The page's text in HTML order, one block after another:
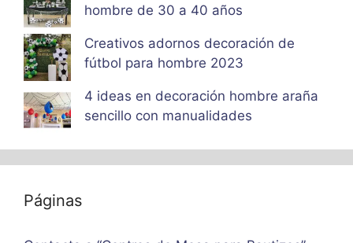
hombre de 30 a 40 años
Creativos adornos decoración de
fútbol para hombre 2023
4 ideas en decoración hombre araña
sencillo con manualidades
Páginas